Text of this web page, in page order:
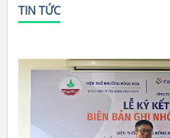
TIN TỨC